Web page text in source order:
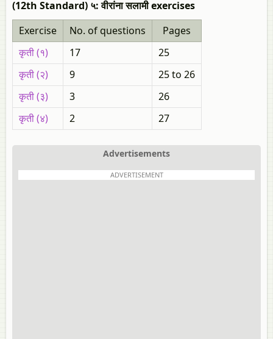
(12th Standard) ५: वीरांना सलामी exercises
Exercise
No. of questions
Pages
कृती (१)
17
25
कृती (२)
9
25 to 26
कृती (३)
3
26
कृती (४)
2 27
Advertisements
ADVERTISEMENT